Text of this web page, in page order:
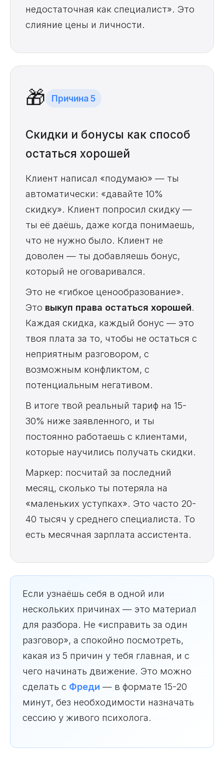
недостаточная как специалист». Это
слияние цены и личности.
🎁 Причина 5
Скидки и бонусы как способ
остаться хорошей
Клиент написал «подумаю» — ты
автоматически: «давайте 10%
скидку». Клиент попросил скидку —
ты её даёшь, даже когда понимаешь,
что не нужно было. Клиент не
доволен — ты добавляешь бонус,
который не оговаривался.
Это не «гибкое ценообразование».
Это выкуп права остаться хорошей.
Каждая скидка, каждый бонус — это
твоя плата за то, чтобы не остаться с
неприятным разговором, с
возможным конфликтом, с
потенциальным негативом.
В итоге твой реальный тариф на 15-
30% ниже заявленного, и ты
постоянно работаешь с клиентами,
которые научились получать скидки.
Маркер: посчитай за последний
месяц, сколько ты потеряла на
«маленьких уступках». Это часто 20-
40 тысяч у среднего специалиста. То
есть месячная зарплата ассистента.
Если узнаёшь себя в одной или
нескольких причинах — это материал
для разбора. Не «исправить за один
разговор», а спокойно посмотреть,
какая из 5 причин у тебя главная, и с
чего начинать движение. Это можно
сделать с Фреди — в формате 15-20
минут, без необходимости назначать
сессию у живого психолога.